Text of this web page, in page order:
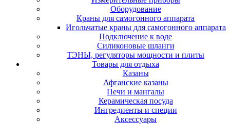
Оборудование
Краны для самогонного аппарата
Игольчатые краны для самогонного аппарата
Подключение к воде
Силиконовые шланги
ТЭНЫ, регуляторы мощности и плиты
Товары для отдыха
Казаны
Афганские казаны
Печи и мангалы
Керамическая посуда
Ингредиенты и специи
Аксессуары